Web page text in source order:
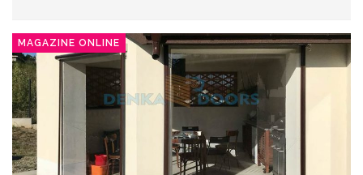
MAGAZINE ONLINE